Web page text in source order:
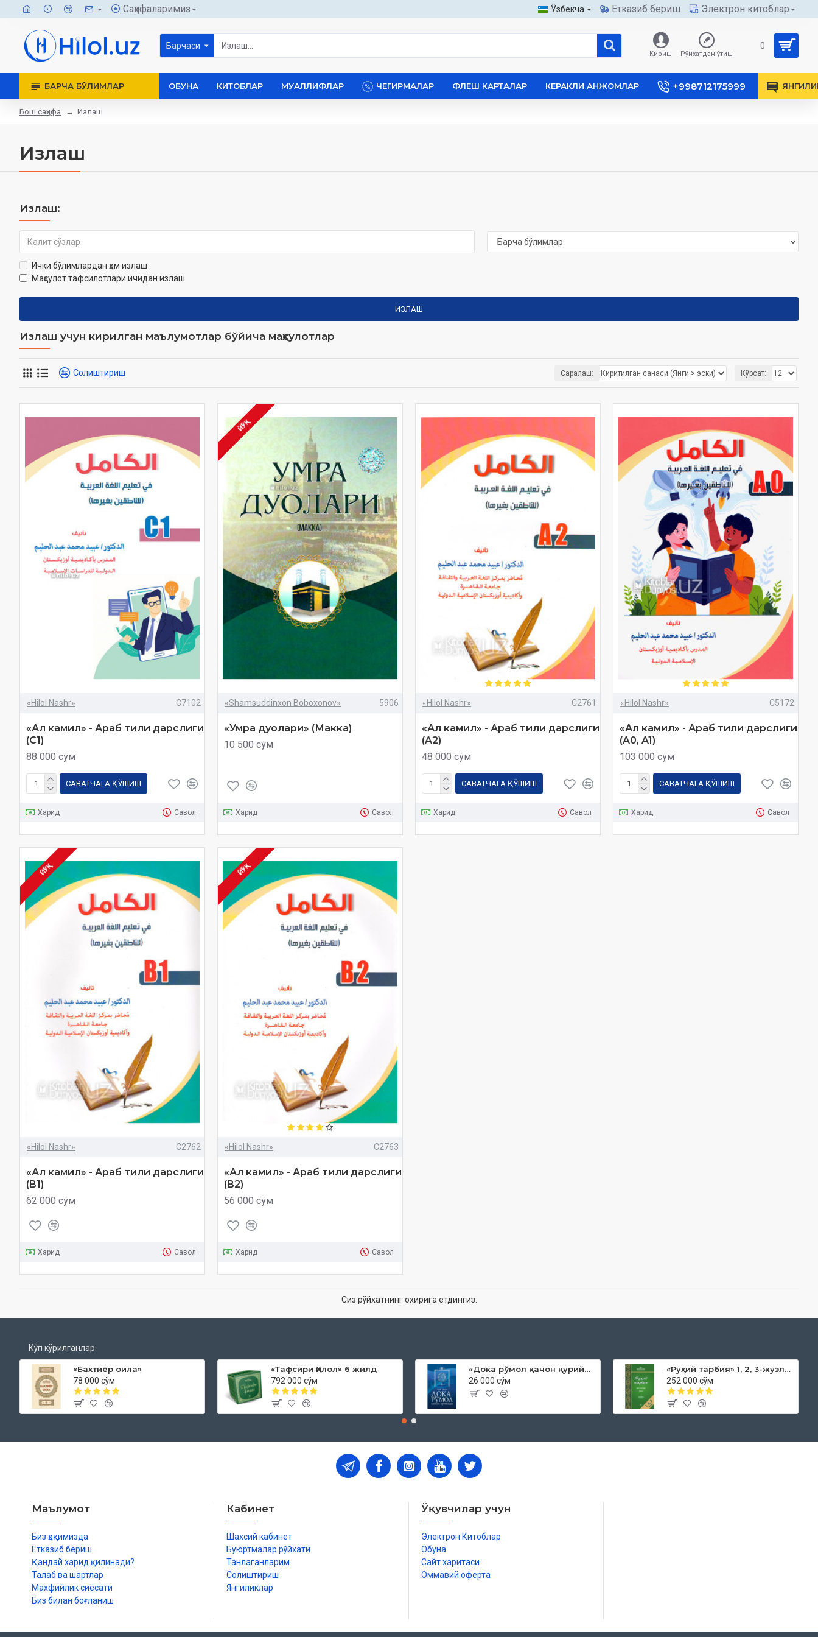
Саҳифаларимиз Ўзбекча Етказиб бериш Электрон китоблар
Барчаси
Кириш Рўйхатдан ўтиш
0
БАРЧА БЎЛИМЛАР ОБУНА КИТОБЛАР МУАЛЛИФЛАР ЧЕГИРМАЛАР ФЛЕШ КАРТАЛАР КЕРАКЛИ АНЖОМЛАР +998712175999
Бош саҳифа Излаш
Излаш
Излаш:
Ички бўлимлардан ҳам излаш
Маҳсулот тафсилотлари ичидан излаш
ИЗЛАШ
Излаш учун кирилган маълумотлар бўйича маҳсулотлар
Солиштириш Саралаш: Кўрсат:
«Hilol Nashr» C7102
«Ал камил» - Араб тили дарслиги
(C1)
88 000 сўм
САВАТЧАГА ҚЎШИШ
Харид Савол
ЙЎҚ
«Shamsuddinxon Boboxonov» 5906
«Умра дуолари» (Макка)
10 500 сўм
Харид Савол
«Hilol Nashr» C2761
«Ал камил» - Араб тили дарслиги
(A2)
48 000 сўм
САВАТЧАГА ҚЎШИШ
Харид Савол
«Hilol Nashr» C5172
«Ал камил» - Араб тили дарслиги
(A0, A1)
103 000 сўм
САВАТЧАГА ҚЎШИШ
Харид Савол
ЙЎҚ
«Hilol Nashr» C2762
«Ал камил» - Араб тили дарслиги
(B1)
62 000 сўм
Харид Савол
ЙЎҚ
«Hilol Nashr» C2763
«Ал камил» - Араб тили дарслиги
(B2)
56 000 сўм
Харид Савол
Сиз рўйхатнинг охирига етдингиз.
Кўп кўрилганлар
«Бахтиёр оила»
78 000 сўм
«Тафсири Ҳилол» 6 жилд
792 000 сўм
«Дока рўмол қачон қурийди»
26 000 сўм
«Руҳий тарбия» 1, 2, 3-жузлар
252 000 сўм
Маълумот
Биз ҳақимизда
Етказиб бериш
Қандай харид қилинади?
Талаб ва шартлар
Махфийлик сиёсати
Биз билан боғланиш
Кабинет
Шахсий кабинет
Буюртмалар рўйхати
Танлаганларим
Солиштириш
Янгиликлар
Ўқувчилар учун
Электрон Китоблар
Обуна
Сайт харитаси
Оммавий оферта